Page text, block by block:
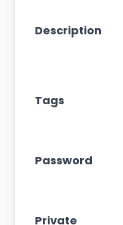
Description
Tags
Password
Private